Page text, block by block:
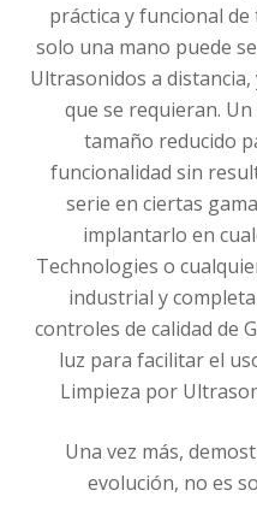
práctica y funcional
solo una mano puede
Ultrasonidos a
que se requieran.
tamaño reducido
funcionalidad sin
serie en ciertas
implantarlo en
Technologies o
industrial y
controles de calidad de
luz para facilitar el
Limpieza por
Una vez más,
evolución, no es